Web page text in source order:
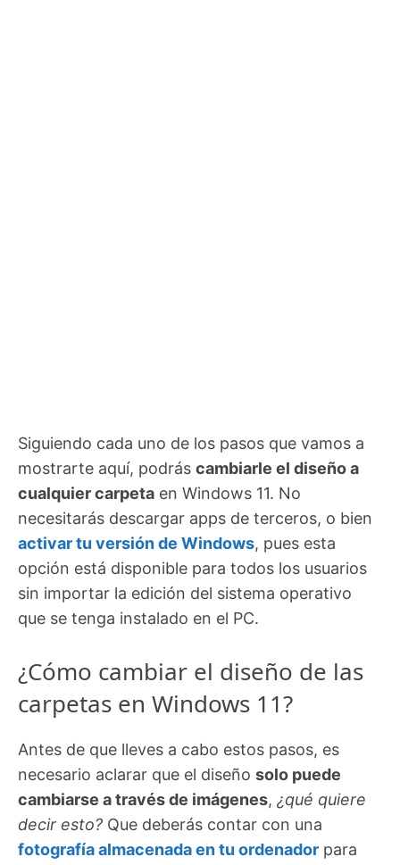
Siguiendo cada uno de los pasos que vamos a
mostrarte aquí, podrás cambiarle el diseño a
cualquier carpeta en Windows 11. No
necesitarás descargar apps de terceros, o bien
activar tu versión de Windows, pues esta
opción está disponible para todos los usuarios
sin importar la edición del sistema operativo
que se tenga instalado en el PC.
¿Cómo cambiar el diseño de las
carpetas en Windows 11?
Antes de que lleves a cabo estos pasos, es
necesario aclarar que el diseño solo puede
cambiarse a través de imágenes, ¿qué quiere
decir esto? Que deberás contar con una
fotografía almacenada en tu ordenador para